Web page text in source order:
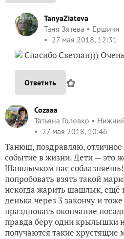
TanyaZiateva
Таня Зятева
Ершичи
27 мая 2018, 12:31
Спасибо Светлан)))
Ответить ✿
Cozaaa
Татьяна Головко
27 мая 2018, 10:46
Танюш, поздравляю, отличное
событие в жизни. Дети — это
Шашлычком нас
попробовать взять такой
некогда жарить шашлык, ещё
денька через 3 закончу и
праздновать окончание
правда беру одни крылышки
получаются такие